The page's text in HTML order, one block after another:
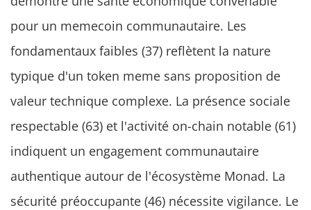
pour un memecoin communautaire. Les
fondamentaux faibles (37) reflètent la nature
typique d'un token meme sans proposition de
valeur technique complexe. La présence sociale
respectable (63) et l'activité on-chain notable (61)
indiquent un engagement communautaire
authentique autour de l'écosystème Monad. La
sécurité préoccupante (46) nécessite vigilance. Le